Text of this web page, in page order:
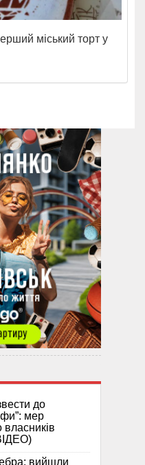
міський торт у
до
мер
вийшли